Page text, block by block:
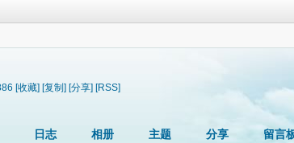
[收藏] [复制] [分享] [RSS]
日志 相册 主题 分享 留言